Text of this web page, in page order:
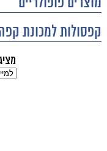
קפסולות למכונת
מציג 1–24 מתוך 58